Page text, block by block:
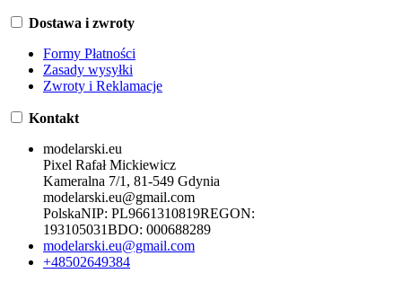
Dostawa i zwroty
Formy Płatności
Zasady wysyłki
Zwroty i Reklamacje
Kontakt
modelarski.eu
Pixel Rafał Mickiewicz
Kameralna 7/1, 81-549 Gdynia
modelarski.eu@gmail.com
PolskaNIP: PL9661310819REGON:
193105031BDO: 000688289
modelarski.eu@gmail.com
+48502649384